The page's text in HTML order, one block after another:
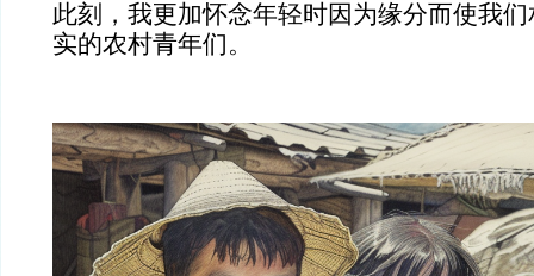
此刻，我更加怀念年轻时因为缘分而使我
实的农村青年们。